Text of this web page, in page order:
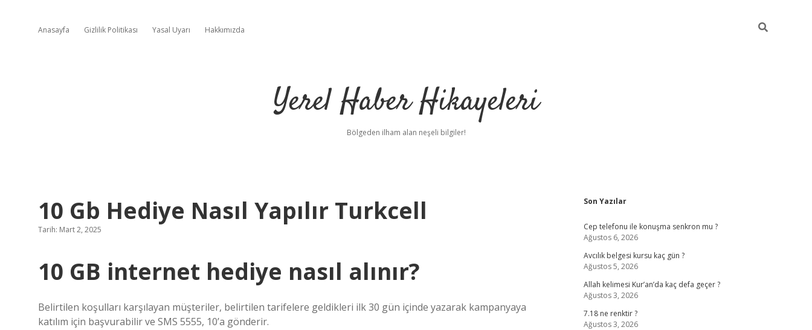
Anasayfa Gizlilik Politikası Yasal Uyarı Hakkımızda
Yerel Haber Hikayeleri
Bölgeden ilham alan neşeli bilgiler!
10 Gb Hediye Nasıl Yapılır Turkcell
Tarih: Mart 2, 2025
10 GB internet hediye nasıl alınır?
Belirtilen koşulları karşılayan müşteriler, belirtilen tarifelere geldikleri ilk 30 gün içinde yazarak kampanyaya
katılım için başvurabilir ve SMS 5555, 10’a gönderir.
Sidebar
Son Yazılar
Cep telefonu ile konuşma senkron mu ?
Ağustos 6, 2026
Avcılık belgesi kursu kaç gün ?
Ağustos 5, 2026
Allah kelimesi Kur’an’da kaç defa geçer ?
Ağustos 3, 2026
7.18 ne renktir ?
Ağustos 3, 2026